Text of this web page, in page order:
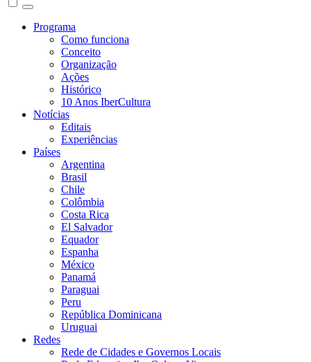
Programa
Como funciona
Conceito
Organização
Ações
Histórico
10 Anos IberCultura
Notícias
Editais
Experiências
Países
Argentina
Brasil
Chile
Colômbia
Costa Rica
El Salvador
Equador
Espanha
México
Panamá
Paraguai
Peru
República Dominicana
Uruguai
Redes
Rede de Cidades e Governos Locais